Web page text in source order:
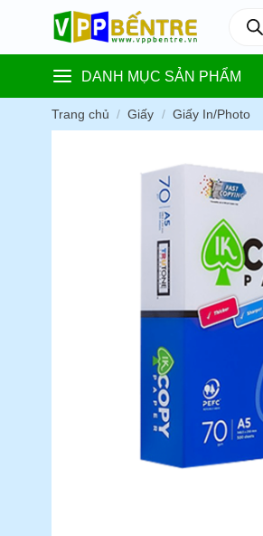
content
kiếm
phẩm
DANH MỤC SẢN PHẨM
Trang chủ / Giấy / Giấy In/Photo